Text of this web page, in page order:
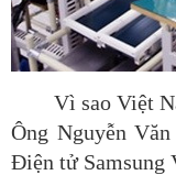
Vì sao Việt
Ông Nguyễn
Điện tử Samsung